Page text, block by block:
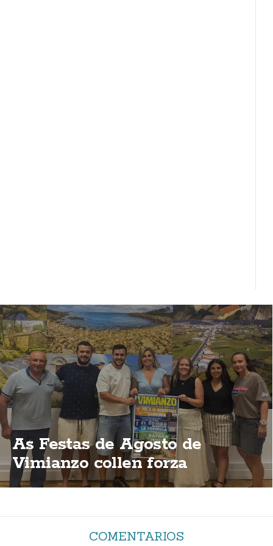
As Festas de Agosto de
Vimianzo collen forza
COMENTARIOS